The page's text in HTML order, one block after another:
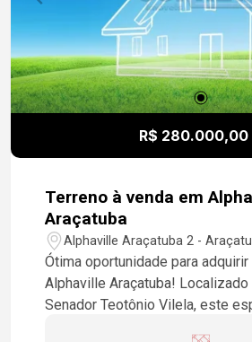
R$ 280.000,00
Terreno à venda em
Araçatuba
Alphaville Araçatuba 2 -
Ótima oportunidade para
Alphaville Araçatuba! Localizado
Senador Teotônio Vilela, este